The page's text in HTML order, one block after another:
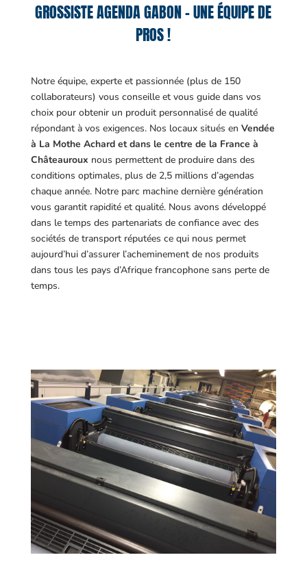
GROSSISTE AGENDA GABON – UNE ÉQUIPE DE
PROS !
Notre équipe, experte et passionnée (plus de 150
collaborateurs) vous conseille et vous guide dans vos
choix pour obtenir un produit personnalisé de qualité
répondant à vos exigences. Nos locaux situés en Vendée
à La Mothe Achard et dans le centre de la France à
Châteauroux nous permettent de produire dans des
conditions optimales, plus de 2,5 millions d’agendas
chaque année. Notre parc machine dernière génération
vous garantit rapidité et qualité. Nous avons développé
dans le temps des partenariats de confiance avec des
sociétés de transport réputées ce qui nous permet
aujourd’hui d’assurer l’acheminement de nos produits
dans tous les pays d’Afrique francophone sans perte de
temps.